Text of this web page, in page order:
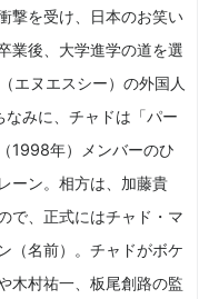
撃を受け、日本のお笑い
業後、大学進学の道を選
エヌエスシー）の外国人
なみに、チャドは「パー
1998年）メンバーのひ
ーン。相方は、加藤貴
で、正式にはチャド・マ
（名前）。チャドがボケ
木村祐一、板尾創路の監